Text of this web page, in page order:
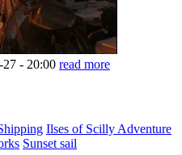
27 - 20:00 read more
Ilses of Scilly Adventure
Sunset sail